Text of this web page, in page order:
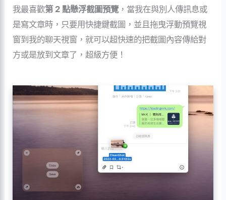
我最喜歡第 2 點懸浮截圖預覽 ，當我在與別人傳訊息或
是寫文章時，只要用快捷鍵截圖，並且拖曳浮動預覽視
窗到我的聊天視窗，就可以超快速的把截圖內容傳給對
方或是放到文章了，超級方便！